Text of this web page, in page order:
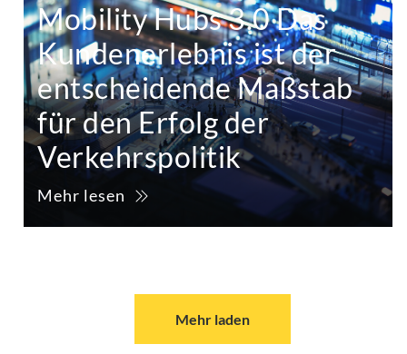
Mobility Hubs 3.0 Das
Kundenerlebnis ist der
entscheidende Maßstab
für den Erfolg der
Verkehrspolitik
Mehr lesen
Mehr laden